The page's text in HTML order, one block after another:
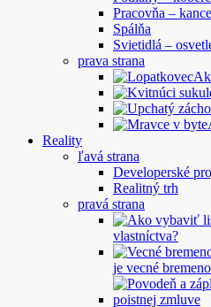
Pracovňa –
Spálňa
Svietidlá –
prava strana
Reality
ľavá strana
Developerské
Realitný trh
pravá strana
vlastníctva?
je vecné